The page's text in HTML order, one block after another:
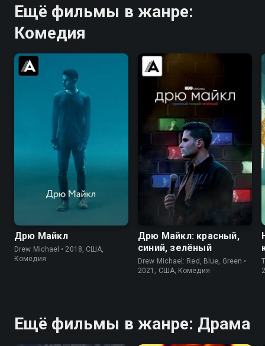
Ещё фильмы в жанре:
Комедия
5.6
Дрю Майкл
Drew Michael • 2018, США,
Комедия
7.0
Дрю Майкл: красный,
синий, зелёный
Drew Michael: Red, Blue, Green •
2021, США, Комедия
Ещё фильмы в жанре: Драма